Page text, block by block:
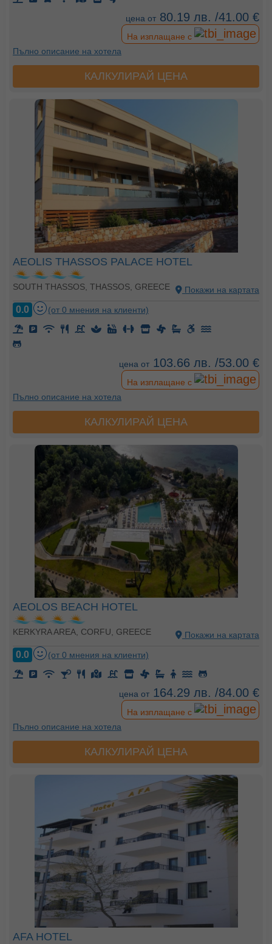
цена от 80.19 лв. /41.00 €
На изплащане с
Пълно описание на хотела
КАЛКУЛИРАЙ ЦЕНА
AEOLIS THASSOS PALACE HOTEL
SOUTH THASSOS, THASSOS, GREECE Покажи на картата
0.0 (от 0 мнения на клиенти)
цена от 103.66 лв. /53.00 €
На изплащане с
Пълно описание на хотела
КАЛКУЛИРАЙ ЦЕНА
AEOLOS BEACH HOTEL
KERKYRA AREA, CORFU, GREECE Покажи на картата
0.0 (от 0 мнения на клиенти)
цена от 164.29 лв. /84.00 €
На изплащане с
Пълно описание на хотела
КАЛКУЛИРАЙ ЦЕНА
AFA HOTEL